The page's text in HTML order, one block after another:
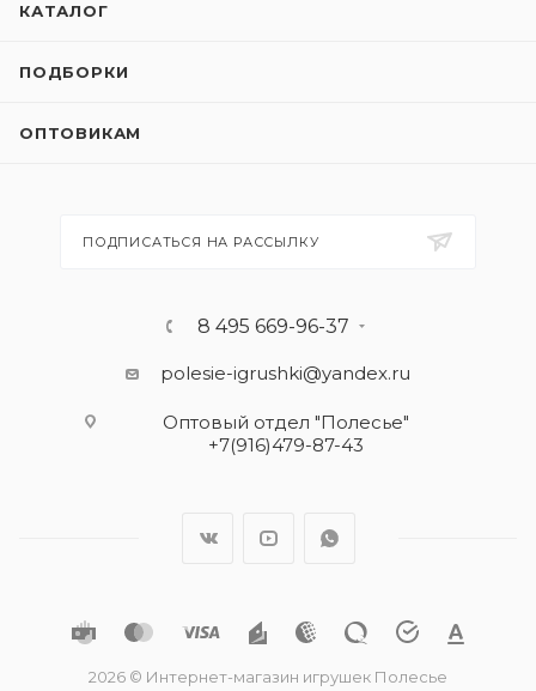
КАТАЛОГ
ПОДБОРКИ
ОПТОВИКАМ
ПОДПИСАТЬСЯ НА РАССЫЛКУ
8 495 669-96-37
polesie-igrushki@yandex.ru
Оптовый отдел "Полесье"
+7(916)479-87-43
2026 © Интернет-магазин игрушек Полесье